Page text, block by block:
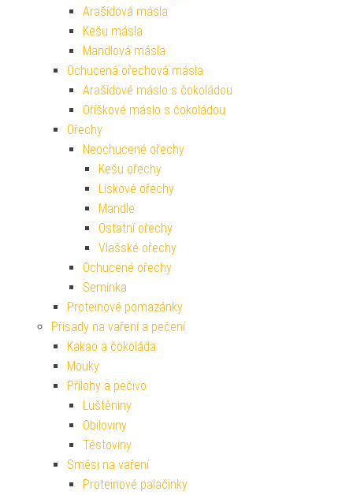
Arašídová másla
Kešu másla
Mandlová másla
Ochucená ořechová másla
Arašídové máslo s čokoládou
Oříškové máslo s čokoládou
Ořechy
Neochucené ořechy
Kešu ořechy
Lískové ořechy
Mandle
Ostatní ořechy
Vlašské ořechy
Ochucené ořechy
Semínka
Proteinové pomazánky
Přísady na vaření a pečení
Kakao a čokoláda
Mouky
Přílohy a pečivo
Luštěniny
Obiloviny
Těstoviny
Směsi na vaření
Proteinové palačinky